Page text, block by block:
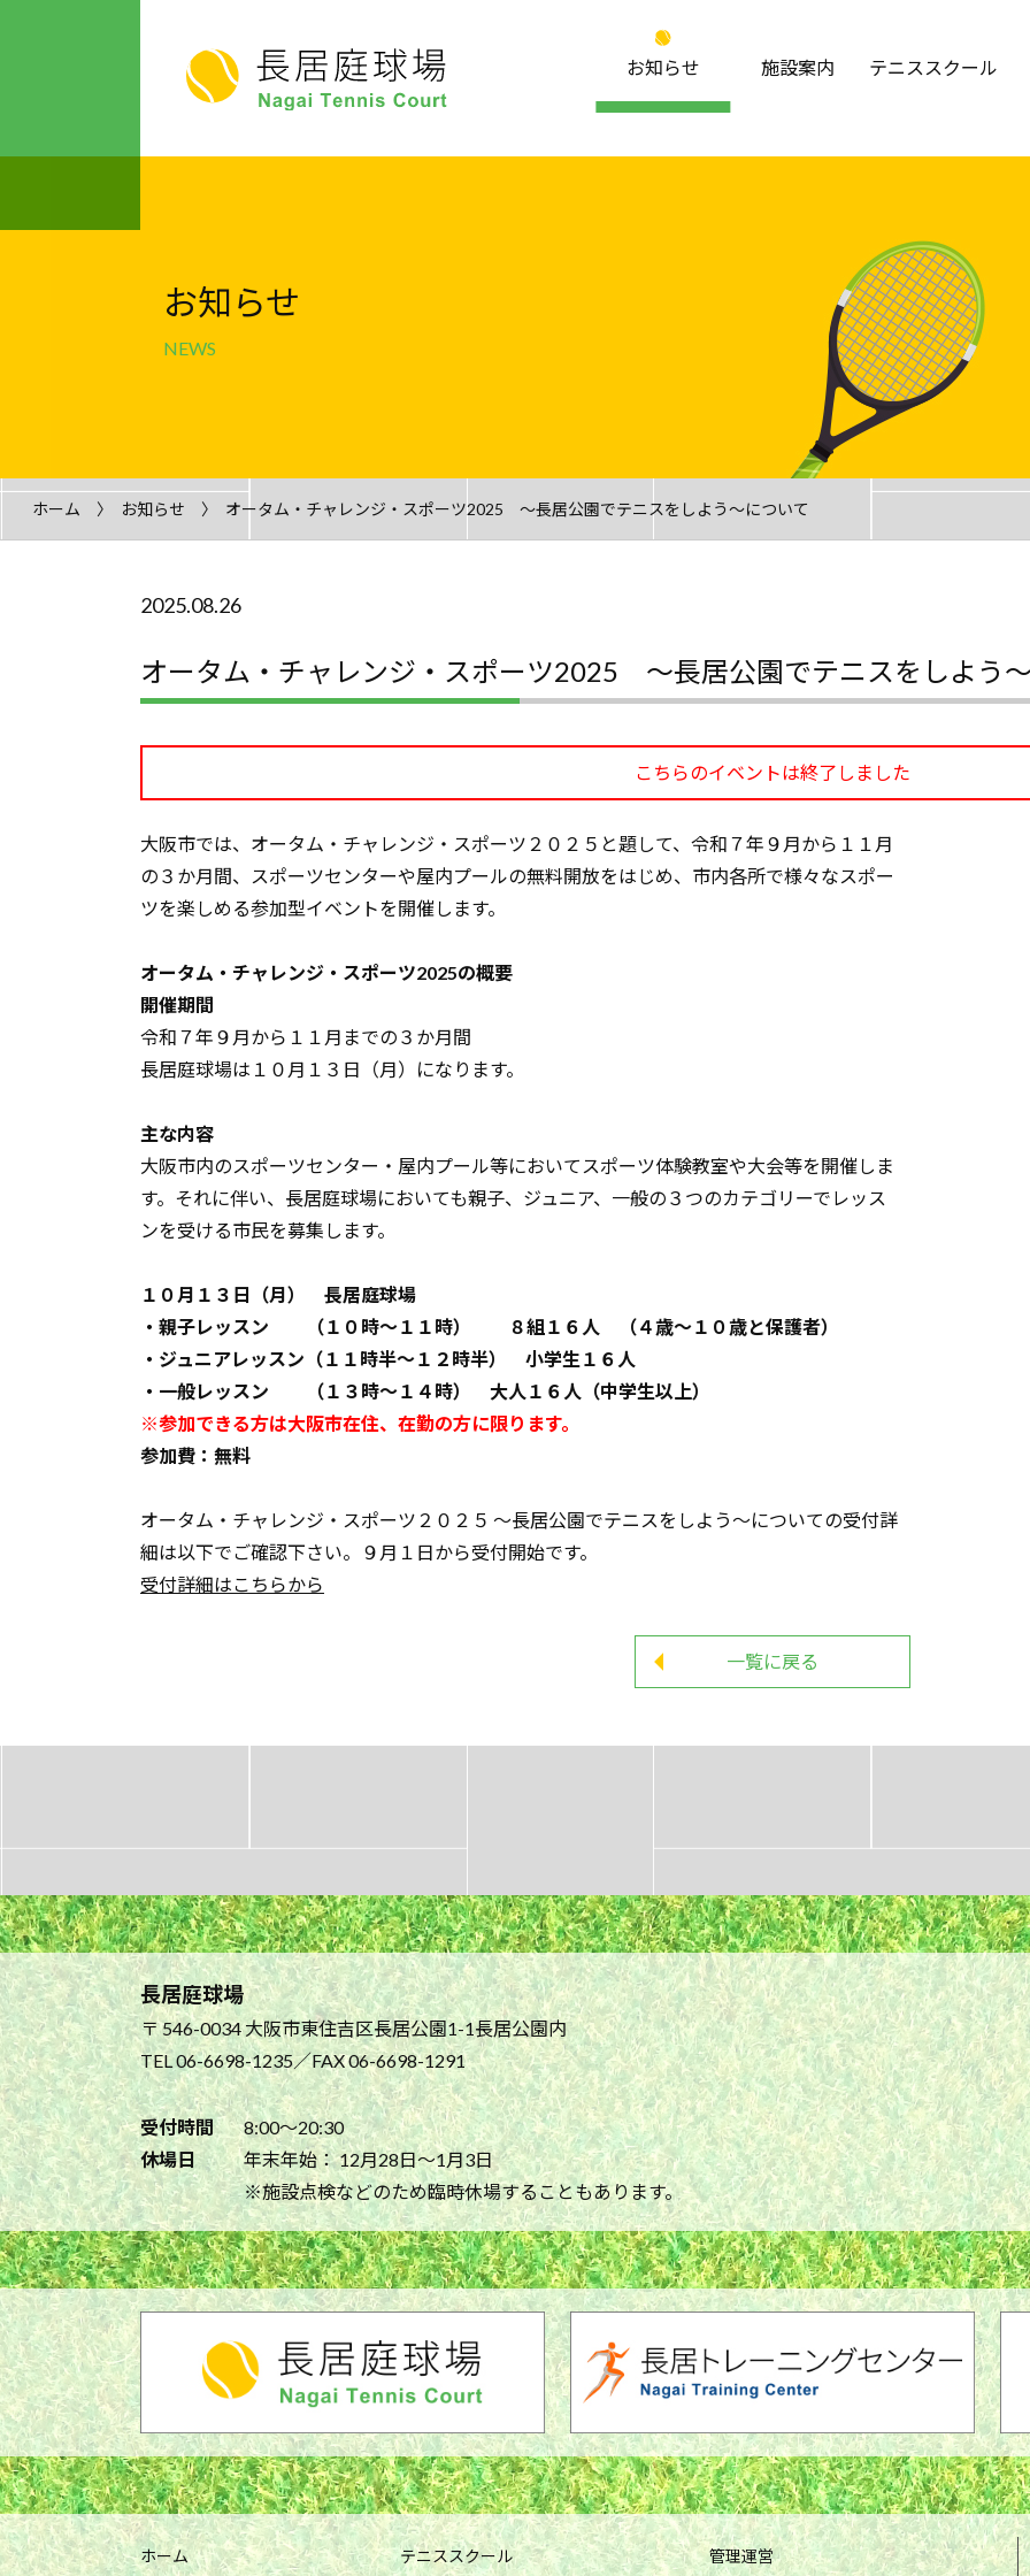
お知らせ 施設案内 テニススクール
一般
よくある質問
お知らせ
NEWS
ホーム お知らせ オータム・チャレンジ・スポーツ2025 ～長居公園でテニスをしよう～について
2025.08.26
オータム・チャレンジ・スポーツ2025 ～長居公園でテニスをしよう
こちらのイベントは終了しました
大阪市では、オータム・チャレンジ・スポーツ２０２５と題して、令和７年９月から１１月
の３か月間、スポーツセンターや屋内プールの無料開放をはじめ、市内各所で様々なスポー
ツを楽しめる参加型イベントを開催します。
オータム・チャレンジ・スポーツ2025の概要
開催期間
令和７年９月から１１月までの３か月間
長居庭球場は１０月１３日（月）になります。
主な内容
大阪市内のスポーツセンター・屋内プール等においてスポーツ体験教室や大会等を開催しま
す。それに伴い、長居庭球場においても親子、ジュニア、一般の３つのカテゴリーでレッス
ンを受ける市民を募集します。
１０月１３日（月） 長居庭球場
・親子レッスン （１０時～１１時） ８組１６人 （４歳～１０歳と保護者）
・ジュニアレッスン（１１時半～１２時半） 小学生１６人
・一般レッスン （１３時～１４時） 大人１６人（中学生以上）
※参加できる方は大阪市在住、在勤の方に限ります。
参加費：無料
オータム・チャレンジ・スポーツ２０２５ ～長居公園でテニスをしよう～についての受付詳
細は以下でご確認下さい。９月１日から受付開始です。
受付詳細はこちらから
一覧に戻る
長居庭球場
〒 546-0034 大阪市東住吉区長居公園1-1長居公園内
TEL06-6698-1235／FAX 06-6698-1291
受付時間
8:00～20:30
休場日
年末年始： 12月28日～1月3日
※施設点検などのため臨時休場することもあります。
ホーム テニススクール 管理運営